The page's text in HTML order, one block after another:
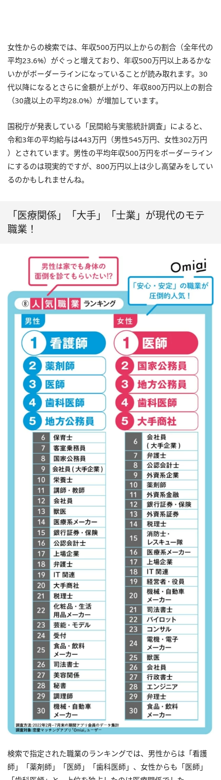
女性からの検索では、年収500万円以上からの割合（全年代の
平均23.6%）がぐっと増えており、年収500万円以上あるかな
いかがボーダーラインになっていることが読み取れます。30
代以降になるとさらに金額が上がり、年収800万円以上の割合
（30歳以上の平均28.0%）が増加しています。
国税庁が発表している「民間給与実態統計調査」によると、
令和3年の平均給与は443万円（男性545万円、女性302万円
）とされています。男性の平均年収500万円をボーダーライン
にするのは現実的ですが、800万円以上は少し高望みをしてい
るのかもしれませんね。
「医療関係」「大手」「士業」が現代のモテ
職業！
検索で指定された職業のランキングでは、男性からは「看護
師」「薬剤師」「医師」「歯科医師」、女性からも「医師」